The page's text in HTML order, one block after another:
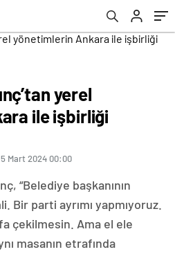
yerel
ile işbirliği
Mart 2024 00:00
“Belediye başkanının
Bir parti ayrımı yapmıyoruz.
çekilmesin. Ama el ele
masanın etrafında